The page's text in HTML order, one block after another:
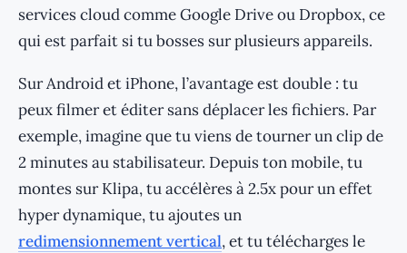
services cloud comme Google Drive ou Dropbox, ce
qui est parfait si tu bosses sur plusieurs appareils.
Sur Android et iPhone, l’avantage est double : tu
peux filmer et éditer sans déplacer les fichiers. Par
exemple, imagine que tu viens de tourner un clip de
2 minutes au stabilisateur. Depuis ton mobile, tu
montes sur Klipa, tu accélères à 2.5x pour un effet
hyper dynamique, tu ajoutes un
redimensionnement vertical, et tu télécharges le